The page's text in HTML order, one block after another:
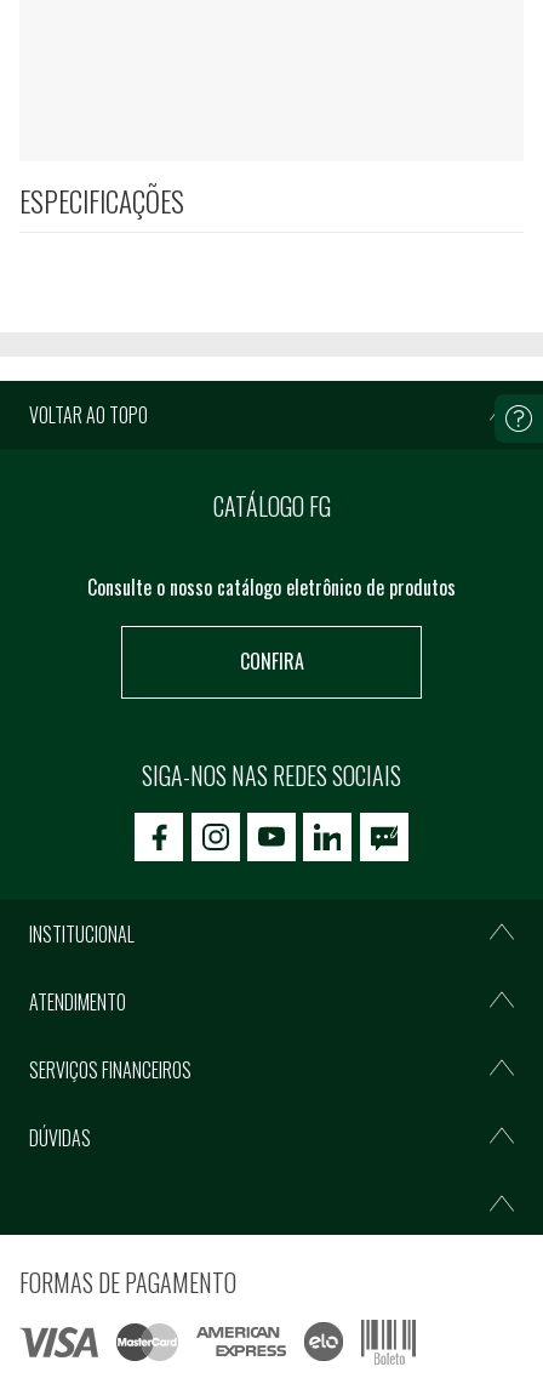
ESPECIFICAÇÕES
VOLTAR AO TOPO
CATÁLOGO FG
Consulte o nosso catálogo eletrônico de produtos
CONFIRA
SIGA-NOS NAS REDES SOCIAIS
icon-facebookicon-social02icon-social03
INSTITUCIONAL
ATENDIMENTO
SERVIÇOS FINANCEIROS
DÚVIDAS
FORMAS DE PAGAMENTO